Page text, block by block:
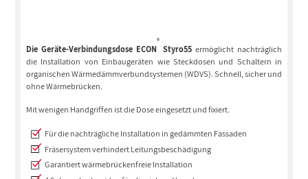
Die Geräte-Verbindungsdose ECON
®
Styro55ermöglicht nachträglich
die Installation von Einbaugeräten wie Steckdosen und Schaltern in
organischen Wärmedämmverbundsystemen (WDVS). Schnell, sicher und
ohne Wärmebrücken.
Mit wenigen Handgriffen ist die Dose eingesetzt und fixiert.
Für die nachträgliche Installation in gedämmten Fassaden
Fräsersystem verhindert Leitungsbeschädigung
Garantiert wärmebrückenfreie Installation